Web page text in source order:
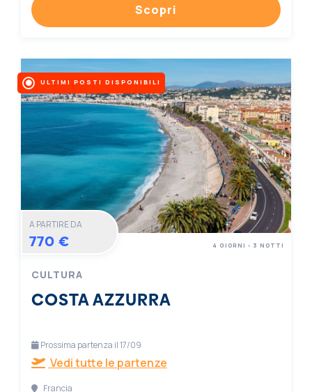
Scopri
ULTIMI POSTI DISPONIBILI
A PARTIRE DA
770 €
CULTURA
COSTA AZZURRA
4 GIORNI - 3 NOTTI
Prossima partenza il 17/09
Vedi tutte le partenze
Francia